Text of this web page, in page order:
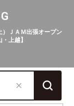
）ＪＡＭ出張オープン
上越】